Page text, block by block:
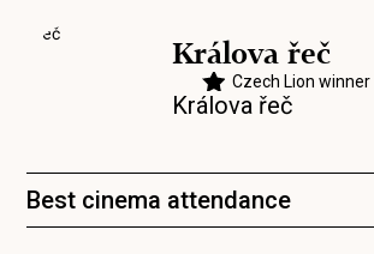
Králova řeč
Czech Lion winner
Králova řeč
Best cinema attendance